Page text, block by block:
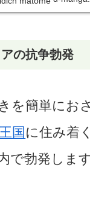
の抗争勃発
を簡単にお
国 に住み着
で勃発します